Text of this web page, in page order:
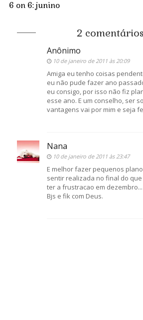
6 on 6: junino
2
Anônimo
10 de janeiro de 2011 às 20:09
Amiga eu tenho coisas
eu não pude fazer ano
eu consigo, por isso não fiz
esse ano. E um conselho, ser
vantagens vai por mim e seja
Nana
10 de janeiro de 2011 às 23:47
E melhor fazer pequenos
sentir realizada no final do
ter a frustracao em
Bjs e fik com Deus.